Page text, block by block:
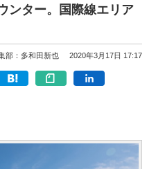
ンター。国際線エリア
部：多和田新也 2020年3月17日 17:17